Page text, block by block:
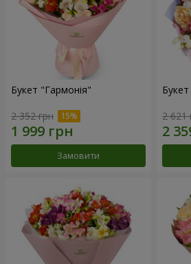
Букет "Гармонія"
2 352 грн
Замовити
2 621